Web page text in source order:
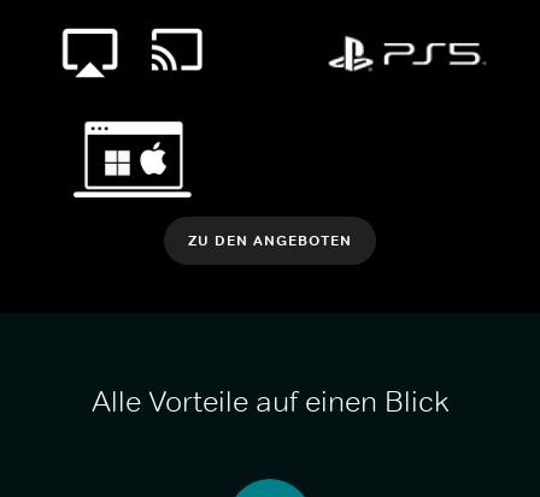
ZU DEN ANGEBOTEN
Alle Vorteile auf einen Blick